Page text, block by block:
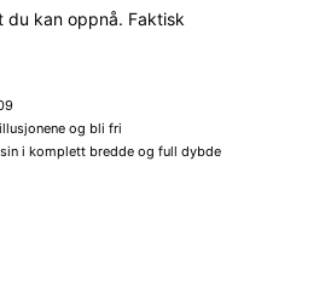
kan oppnå. Faktisk
og bli fri
i komplett bredde og full dybde